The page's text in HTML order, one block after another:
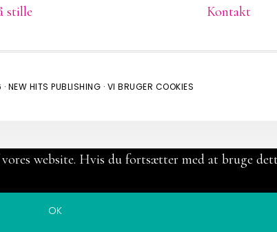
stille Kontakt
NEW HITS PUBLISHING · VI BRUGER COOKIES
website. Hvis du fortsætter med at bruge
OK